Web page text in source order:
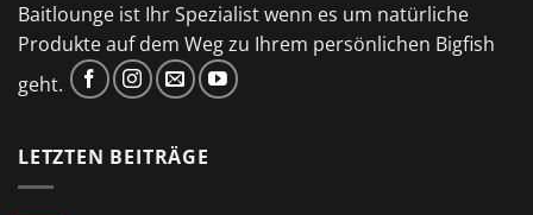
Baitlounge ist Ihr Spezialist wenn es um natürliche
Produkte auf dem Weg zu Ihrem persönlichen Bigfish
geht.
LETZTEN BEITRÄGE